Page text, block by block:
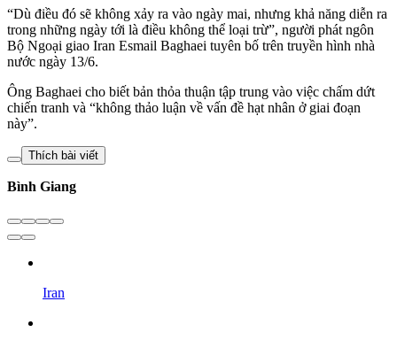
“Dù điều đó sẽ không xảy ra vào ngày mai, nhưng khả năng diễn ra
trong những ngày tới là điều không thể loại trừ”, người phát ngôn
Bộ Ngoại giao Iran Esmail Baghaei tuyên bố trên truyền hình nhà
nước ngày 13/6.
Ông Baghaei cho biết bản thỏa thuận tập trung vào việc chấm dứt
chiến tranh và “không thảo luận về vấn đề hạt nhân ở giai đoạn
này”.
Thích bài viết
Bình Giang
Iran